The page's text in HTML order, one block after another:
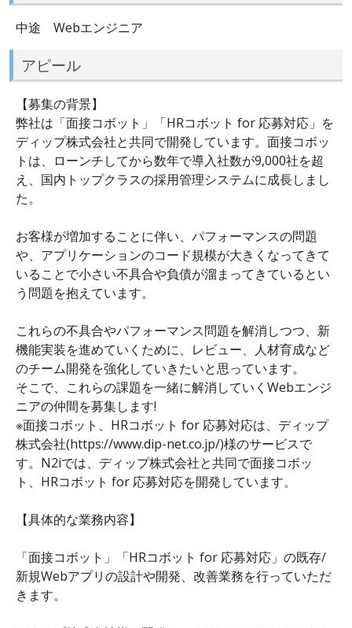
中途 Webエンジニア
アピール
【募集の背景】
弊社は「面接コボット」「HRコボット for 応募対応」を
ディップ株式会社と共同で開発しています。面接コボッ
トは、ローンチしてから数年で導入社数が9,000社を超
え、国内トップクラスの採用管理システムに成長しまし
た。
お客様が増加することに伴い、パフォーマンスの問題
や、アプリケーションのコード規模が大きくなってきて
いることで小さい不具合や負債が溜まってきているとい
う問題を抱えています。
これらの不具合やパフォーマンス問題を解消しつつ、新
機能実装を進めていくために、レビュー、人材育成など
のチーム開発を強化していきたいと思っています。
そこで、これらの課題を一緒に解消していくWebエンジ
ニアの仲間を募集します!
※面接コボット、HRコボット for 応募対応は、ディップ
株式会社(https://www.dip-net.co.jp/)様のサービスで
す。N2iでは、ディップ株式会社と共同で面接コボッ
ト、HRコボット for 応募対応を開発しています。
【具体的な業務内容】
「面接コボット」「HRコボット for 応募対応」の既存/
新規Webアプリの設計や開発、改善業務を行っていただ
きます。